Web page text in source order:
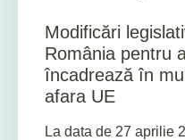
Modificări
România pentru
încadrează în
afara UE
La data de 27 aprilie